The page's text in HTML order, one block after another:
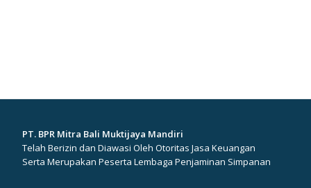
PT. BPR Mitra Bali Muktijaya Mandiri
Telah Berizin dan Diawasi Oleh Otoritas Jasa Keuangan
Serta Merupakan Peserta Lembaga Penjaminan Simpanan